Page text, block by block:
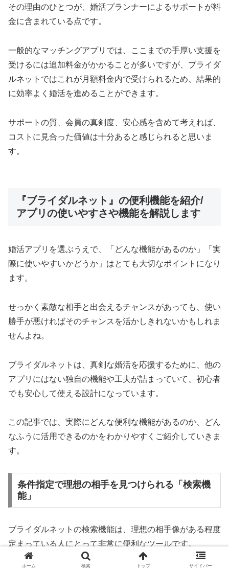
その理由のひとつが、婚活プランナーによるサポートが料
金に含まれている点です。
一般的なマッチングアプリでは、ここまでの手厚い支援を
受けるには追加料金がかかることが多いですが、ブライダ
ルネットではこれが月額料金内で受けられるため、結果的
に効率よく婚活を進めることができます。
サポートの質、会員の真剣度、安心感を含めて考えれば、
コストに見合った価値は十分あると感じられると思いま
す。
『ブライダルネット』の便利機能を紹介/
アプリの使いやすさや機能を解説します
婚活アプリを選ぶうえで、「どんな機能があるのか」「実
際に使いやすいかどうか」はとても大切なポイントになり
ます。
せっかく素敵な相手と出会えるチャンスがあっても、使い
勝手が悪ければそのチャンスを活かしきれないかもしれま
せんよね。
ブライダルネットは、真剣な婚活を応援するために、他の
アプリにはない独自の機能や工夫が詰まっていて、初心者
でも安心して使える設計になっています。
この記事では、実際にどんな便利な機能があるのか、どん
なふうに活用できるのかをわかりやすくご紹介していきま
す。
条件指定で理想の相手を見つけられる「検索機
能」
ブライダルネットの検索機能は、理想の相手像がある程度
定まっている人にとって非常に便利なツールです。
ホーム 検索 トップ サイドバー